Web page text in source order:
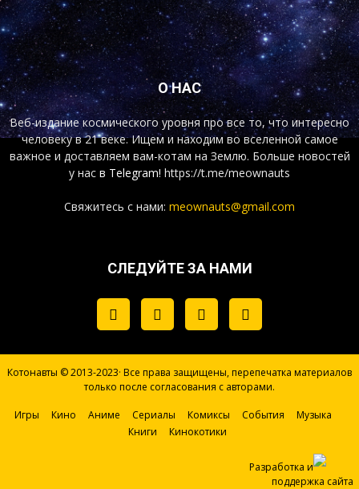
О НАС
Веб-издание космического уровня про все то, что интересно
человеку в 21 веке. Ищем и находим во вселенной самое
важное и доставляем вам-котам на Землю. Больше новостей
у нас в Telegram! https://t.me/meownauts
Свяжитесь с нами: meownauts@gmail.com
СЛЕДУЙТЕ ЗА НАМИ
Котонавты © 2013-2023· Все права защищены, перепечатка материалов
только после согласования с авторами.
Игры Кино Аниме Сериалы Комиксы События
Музыка
Книги
Кинокотики
Разработка и
поддержка сайта